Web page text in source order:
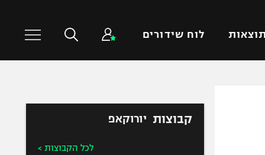
תוצאות לוח שידורים
טניס
קבוצות יורוקאפ
לכל הקבוצות >